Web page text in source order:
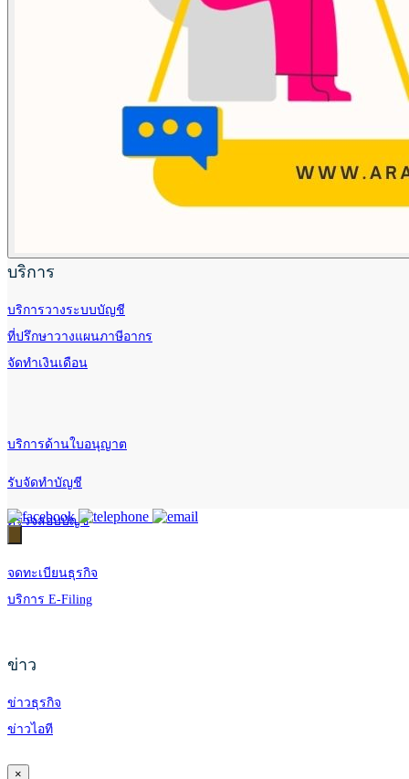
บริการ
บริการวางระบบบัญชี
ที่ปรึกษาวางแผนภาษีอากร
จัดทำเงินเดือน
บริการด้านใบอนุญาต
รับจัดทำบัญชี
ตรวจสอบบัญชี
จดทะเบียนธุรกิจ
บริการ E-Filing
ข่าว
ข่าวธุรกิจ
ข่าวไอที
×